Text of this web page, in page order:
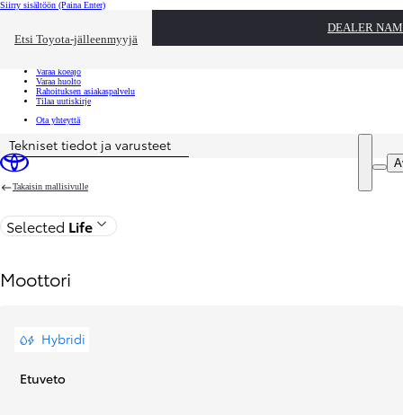
Siirry sisältöön (Paina Enter)
Etsi Toyota-jälleenmyyjä
DEALER
Toyota palvelee Sulje
Varaa koeajo
Varaa huolto
Rahoituksen asiakaspalvelu
Tilaa uutiskirje
Ota yhteyttä
Price is updated The price of your configuration is 24 903,46 €
Tekniset tiedot ja varusteet
Takaisin mallisivulle
Selected Life
Moottori
Hybridi
Etuveto